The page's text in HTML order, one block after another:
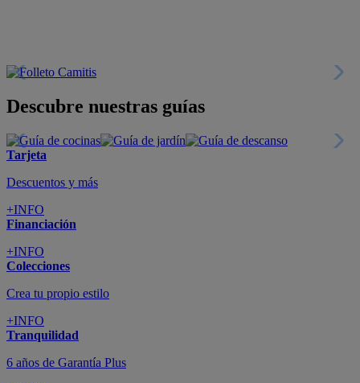
Descubre nuestras guías
Tarjeta
Descuentos y más
+INFO
Financiación
+INFO
Colecciones
Crea tu propio estilo
+INFO
Tranquilidad
6 años de Garantía Plus